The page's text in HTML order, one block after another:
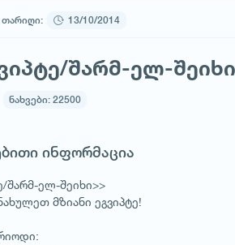
თარიღი: 13/10/2014
შარმ-ელ-
ნახვები: 22500
ინფორმაცია
შარმ-ელ-შეიხი>>
მზიანი ეგვიპტე!